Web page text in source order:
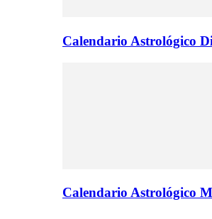
Calendario Astrológico
Calendario Astrológico